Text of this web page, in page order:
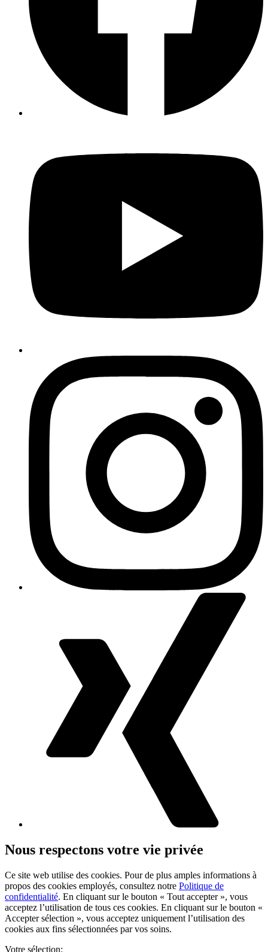
Nous respectons votre vie privée
Ce site web utilise des cookies. Pour de plus amples informations à
propos des cookies employés, consultez notre Politique de
confidentialité. En cliquant sur le bouton « Tout accepter », vous
acceptez l’utilisation de tous ces cookies. En cliquant sur le bouton «
Accepter sélection », vous acceptez uniquement l’utilisation des
cookies aux fins sélectionnées par vos soins.
Votre sélection: